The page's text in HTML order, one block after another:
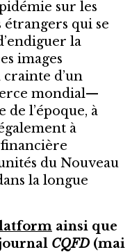
sur les
étrangers qui se
la
images
d’un
mondial—
de l’époque, à
à
financière
du Nouveau
la longue
ainsi que
CQFD (mai